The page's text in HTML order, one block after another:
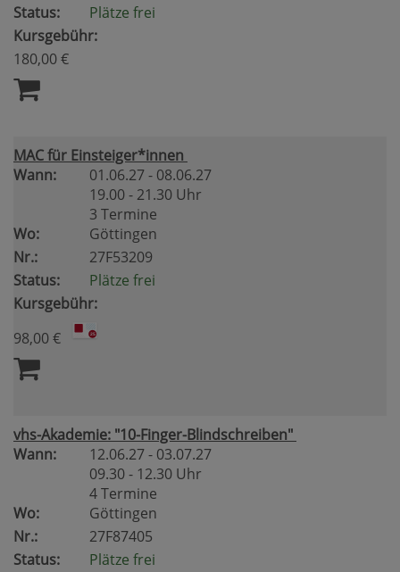
Status:
Plätze frei
Kursgebühr:
180,00 €
MAC für Einsteiger*innen
Wann:
01.06.27 - 08.06.27
19.00 - 21.30 Uhr
3 Termine
Wo:
Göttingen
Nr.:
27F53209
Status:
Plätze frei
Kursgebühr:
98,00 €
vhs-Akademie: "10-Finger-Blindschreiben"
Wann:
12.06.27 - 03.07.27
09.30 - 12.30 Uhr
4 Termine
Wo:
Göttingen
Nr.:
27F87405
Status:
Plätze frei